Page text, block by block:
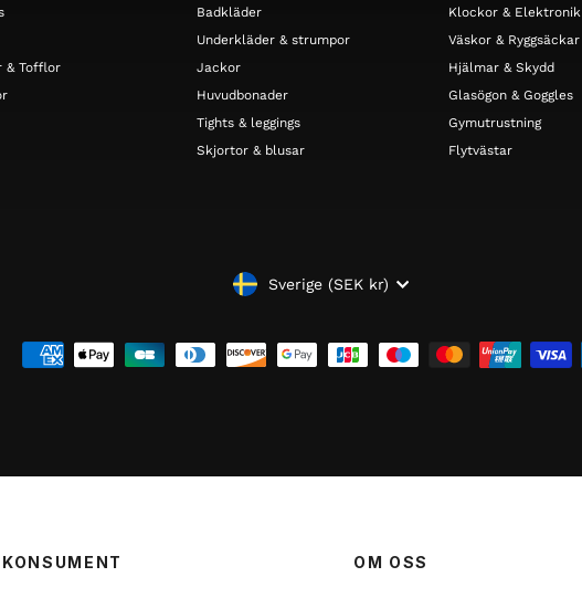
& Tofflor
Badkläder
Underkläder & strumpor
Jackor
Huvudbonader
Tights & leggings
Skjortor & blusar
Klockor & Elektronik
Väskor & Ryggsäckar
Hjälmar & Skydd
Glasögon & Goggles
Gymutrustning
Flytvästar
VALUTA
Sverige (SEK kr)
KONSUMENT OM OSS